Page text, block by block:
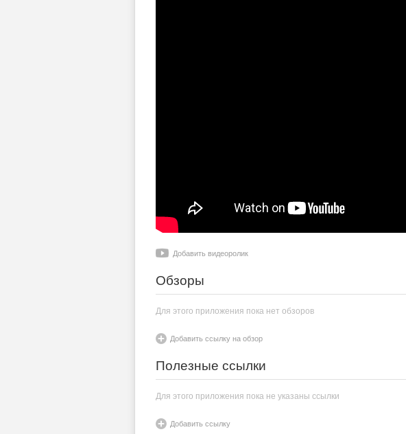
Добавить видеоролик
Обзоры
Для этого приложения пока нет обзоров
Добавить ссылку на обзор
Полезные ссылки
Для этого приложения пока не указаны ссылки
Добавить ссылку